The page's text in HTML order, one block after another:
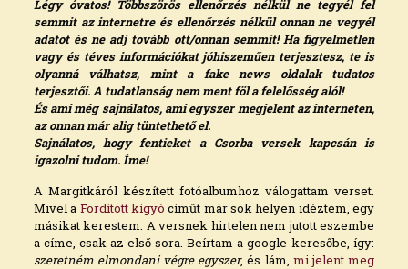
Légy óvatos! Többszörös ellenőrzés nélkül ne tegyél fel
semmit az internetre és ellenőrzés nélkül onnan ne vegyél
adatot és ne adj tovább ott/onnan semmit! Ha figyelmetlen
vagy és téves információkat jóhiszeműen terjesztesz, te is
olyanná válhatsz, mint a fake news oldalak tudatos
terjesztői. A tudatlanság nem ment föl a felelősség alól!
És ami még sajnálatos, ami egyszer megjelent az interneten,
az onnan már alig tüntethető el.
Sajnálatos, hogy fentieket a Csorba versek kapcsán is
igazolni tudom. Íme!
A Margitkáról készített fotóalbumhoz válogattam verset.
Mivel a Fordított kígyó címűt már sok helyen idéztem, egy
másikat kerestem. A versnek hirtelen nem jutott eszembe
a címe, csak az első sora. Beírtam a google-keresőbe, így:
szeretném elmondani végre egyszer, és lám, mi jelent meg